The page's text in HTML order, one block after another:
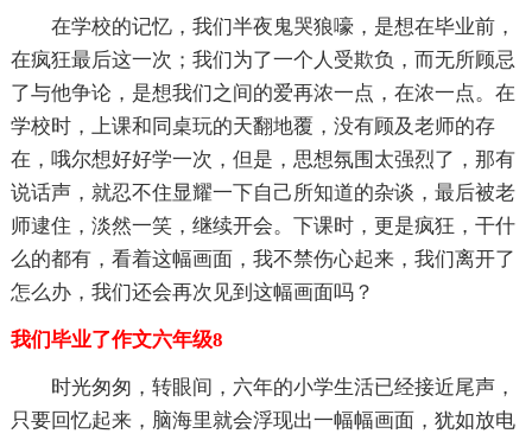
在学校的记忆，我们半夜鬼哭狼嚎，是想在毕业前，
在疯狂最后这一次；我们为了一个人受欺负，而无所顾忌
了与他争论，是想我们之间的爱再浓一点，在浓一点。在
学校时，上课和同桌玩的天翻地覆，没有顾及老师的存
在，哦尔想好好学一次，但是，思想氛围太强烈了，那有
说话声，就忍不住显耀一下自己所知道的杂谈，最后被老
师逮住，淡然一笑，继续开会。下课时，更是疯狂，干什
么的都有，看着这幅画面，我不禁伤心起来，我们离开了
怎么办，我们还会再次见到这幅画面吗？
我们毕业了作文六年级8
时光匆匆，转眼间，六年的小学生活已经接近尾声，
只要回忆起来，脑海里就会浮现出一幅幅画面，犹如放电